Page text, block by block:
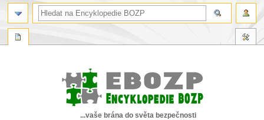
...vaše brána do světa bezpečnosti